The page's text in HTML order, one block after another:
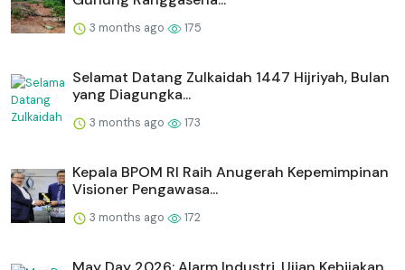
3 months ago 175
Selamat Datang Zulkaidah 1447 Hijriyah, Bulan
yang Diagungka...
3 months ago 173
Kepala BPOM RI Raih Anugerah Kepemimpinan
Visioner Pengawasa...
3 months ago 172